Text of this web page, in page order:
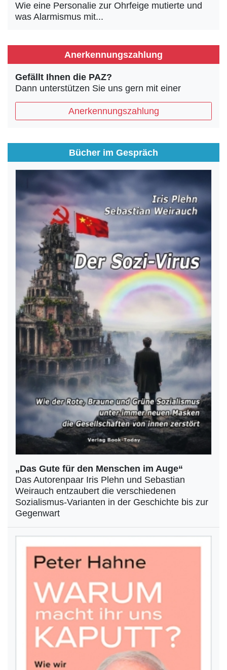
Wie eine Personalie zur Ohrfeige mutierte und
was Alarmismus mit...
Anerkennungszahlung
Gefällt Ihnen die PAZ?
Dann unterstützen Sie uns gern mit einer
Anerkennungszahlung
Bücher im Gespräch
„Das Gute für den Menschen im Auge“
Das Autorenpaar Iris Plehn und Sebastian
Weirauch entzaubert die verschiedenen
Sozialismus-Varianten in der Geschichte bis zur
Gegenwart